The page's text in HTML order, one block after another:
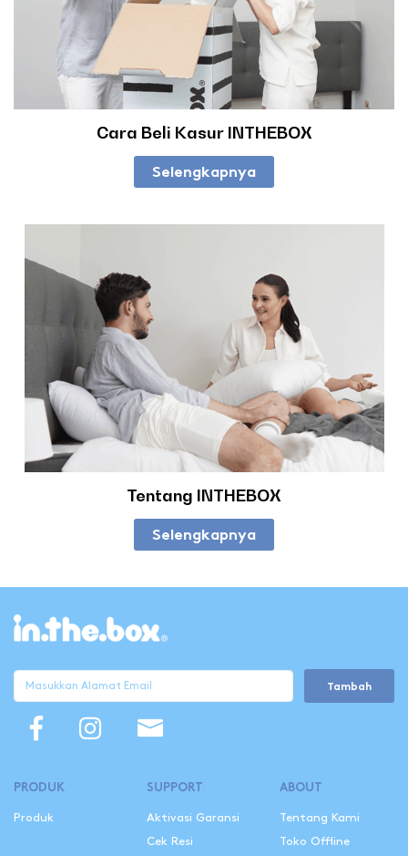
Cara Beli Kasur INTHEBOX
Selengkapnya
Tentang INTHEBOX
Selengkapnya
Tambah
PRODUK
Produk
SUPPORT
Aktivasi Garansi
Cek Resi
ABOUT
Tentang Kami
Toko Offline